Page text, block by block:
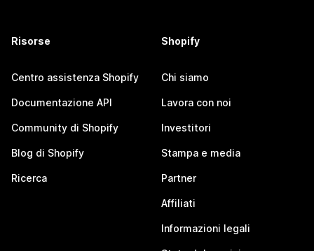
Risorse
Centro assistenza Shopify
Documentazione API
Community di Shopify
Blog di Shopify
Ricerca
Shopify
Chi siamo
Lavora con noi
Investitori
Stampa e media
Partner
Affiliati
Informazioni legali